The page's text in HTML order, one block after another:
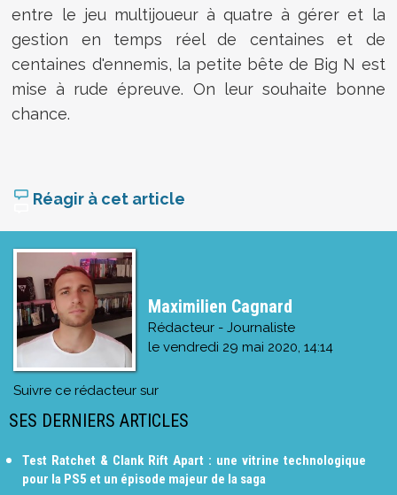
entre le jeu multijoueur à quatre à gérer et la
gestion en temps réel de centaines et de
centaines d'ennemis, la petite bête de Big N est
mise à rude épreuve. On leur souhaite bonne
chance.
Réagir à cet article
Maximilien Cagnard
Rédacteur - Journaliste
le vendredi 29 mai 2020, 14:14
Suivre ce rédacteur sur
SES DERNIERS ARTICLES
Test Ratchet & Clank Rift Apart : une vitrine technologique
pour la PS5 et un épisode majeur de la saga